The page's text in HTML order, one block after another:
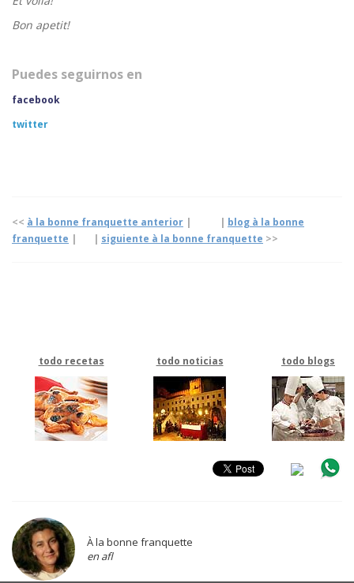
Bon apetit!
Puedes seguirnos en
facebook
twitter
<< à la bonne franquette anterior | | blog à la bonne
franquette | | siguiente à la bonne franquette >>
todo recetas todo noticias todo blogs
À la bonne franquette
en afl